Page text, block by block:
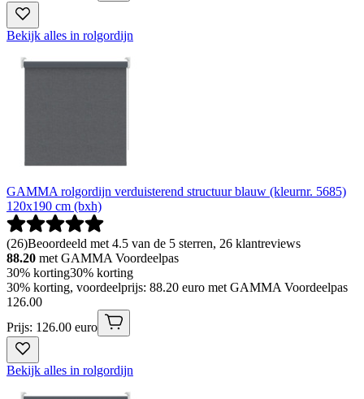
Bekijk alles in rolgordijn
GAMMA rolgordijn verduisterend structuur blauw (kleurnr. 5685)
120x190 cm (bxh)
(26)Beoordeeld met 4.5 van de 5 sterren, 26 klantreviews
88.20 met GAMMA Voordeelpas
30% korting30% korting
30% korting, voordeelprijs: 88.20 euro met GAMMA Voordeelpas
126.00
Prijs: 126.00 euro
Bekijk alles in rolgordijn